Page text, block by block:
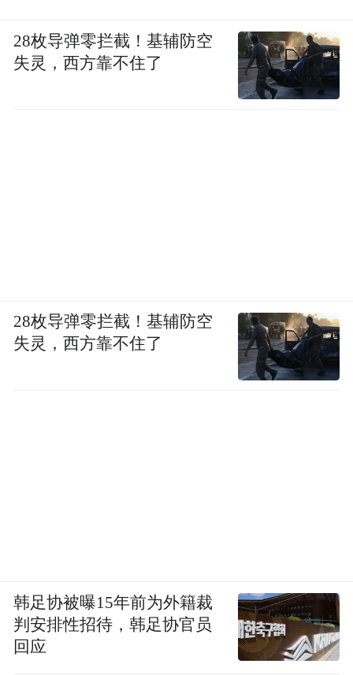
28枚导弹零拦截！基辅防空
失灵，西方靠不住了
28枚导弹零拦截！基辅防空
失灵，西方靠不住了
韩足协被曝15年前为外籍裁
判安排性招待，韩足协官员
回应